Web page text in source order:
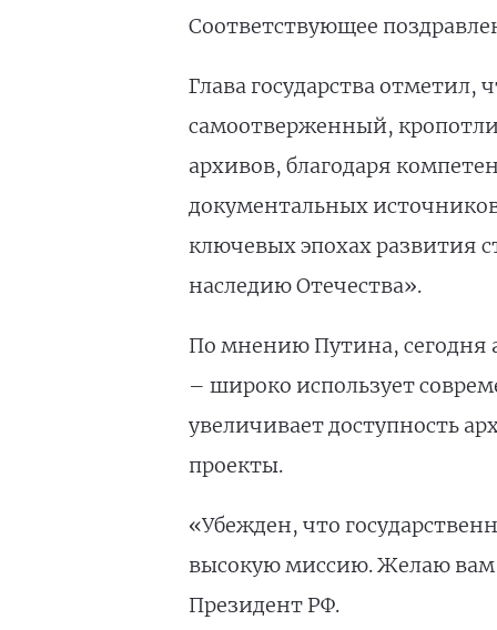
Соответствующее
Глава государства
самоотверженный,
архивов, благодаря
документальных
ключевых эпохах развития
наследию Отечества».
По мнению Путина, сегодня
– широко использует
увеличивает доступность
проекты.
«Убежден, что
высокую миссию. Желаю вам
Президент РФ.